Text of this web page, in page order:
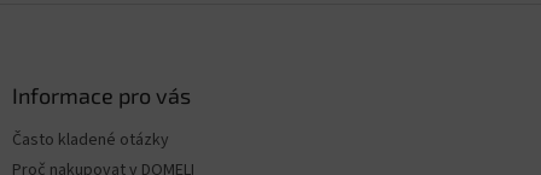
Informace pro vás
Často kladené otázky